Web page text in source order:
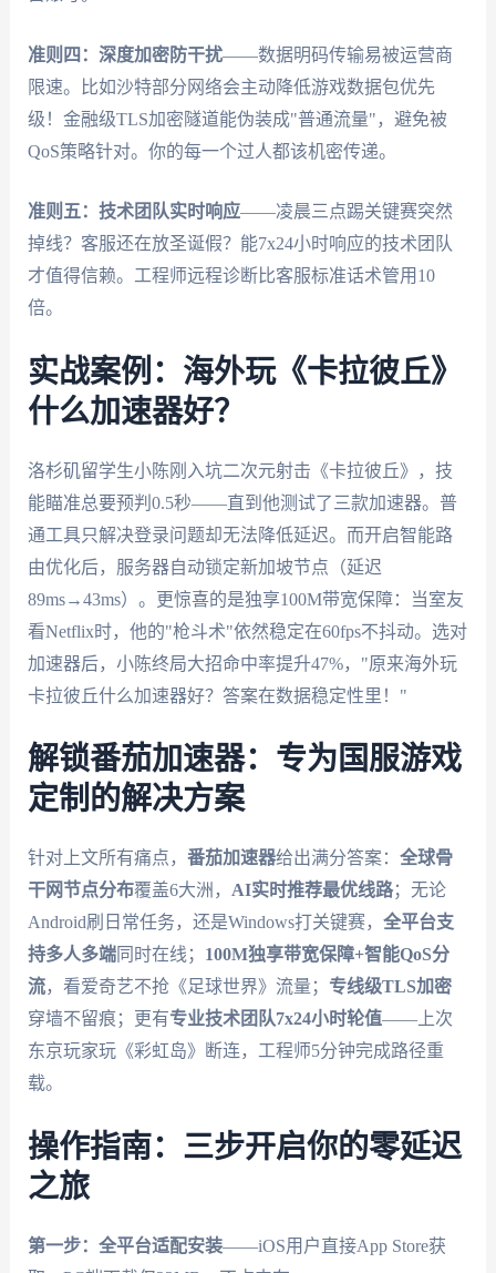
准则四：深度加密防干扰——数据明码传输易被运营商
限速。比如沙特部分网络会主动降低游戏数据包优先
级！金融级TLS加密隧道能伪装成"普通流量"，避免被
QoS策略针对。你的每一个过人都该机密传递。
准则五：技术团队实时响应——凌晨三点踢关键赛突然
掉线？客服还在放圣诞假？能7x24小时响应的技术团队
才值得信赖。工程师远程诊断比客服标准话术管用10
倍。
实战案例：海外玩《卡拉彼丘》
什么加速器好？
洛杉矶留学生小陈刚入坑二次元射击《卡拉彼丘》，技
能瞄准总要预判0.5秒——直到他测试了三款加速器。普
通工具只解决登录问题却无法降低延迟。而开启智能路
由优化后，服务器自动锁定新加坡节点（延迟
89ms→43ms）。更惊喜的是独享100M带宽保障：当室友
看Netflix时，他的"枪斗术"依然稳定在60fps不抖动。选对
加速器后，小陈终局大招命中率提升47%，"原来海外玩
卡拉彼丘什么加速器好？答案在数据稳定性里！"
解锁番茄加速器：专为国服游戏
定制的解决方案
针对上文所有痛点， 番茄加速器给出满分答案： 全球骨
干网节点分布覆盖6大洲， AI实时推荐最优线路；无论
Android刷日常任务，还是Windows打关键赛， 全平台支
持多人多端同时在线； 100M独享带宽保障+智能QoS分
流，看爱奇艺不抢《足球世界》流量； 专线级TLS加密
穿墙不留痕；更有专业技术团队7x24小时轮值——上次
东京玩家玩《彩虹岛》断连，工程师5分钟完成路径重
载。
操作指南：三步开启你的零延迟
之旅
第一步：全平台适配安装——iOS用户直接App Store获